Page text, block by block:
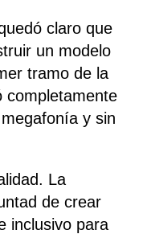
claro que
un modelo
tramo de la
completamente
y sin
La
de crear
inclusivo para